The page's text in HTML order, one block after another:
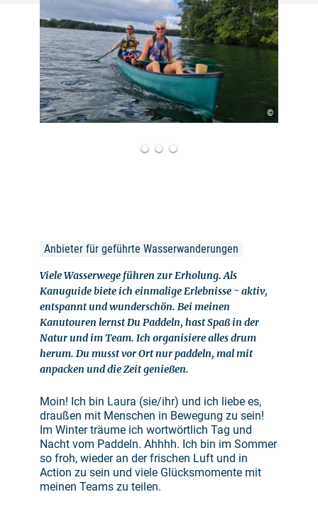
©
Anbieter für geführte Wasserwanderungen
Viele Wasserwege führen zur Erholung. Als
Kanuguide biete ich einmalige Erlebnisse ~ aktiv,
entspannt und wunderschön. Bei meinen
Kanutouren lernst Du Paddeln, hast Spaß in der
Natur und im Team. Ich organisiere alles drum
herum. Du musst vor Ort nur paddeln, mal mit
anpacken und die Zeit genießen.
Moin! Ich bin Laura (sie/ihr) und ich liebe es,
draußen mit Menschen in Bewegung zu sein!
Im Winter träume ich wortwörtlich Tag und
Nacht vom Paddeln. Ahhhh. Ich bin im Sommer
so froh, wieder an der frischen Luft und in
Action zu sein und viele Glücksmomente mit
meinen Teams zu teilen.